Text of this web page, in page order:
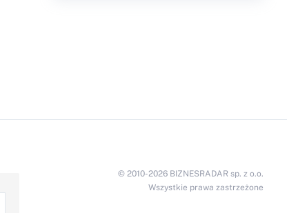
© 2010-2026 BIZNESRADAR sp. z o.o.
Wszystkie prawa zastrzeżone